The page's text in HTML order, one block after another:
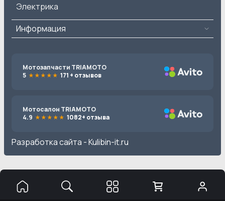
Электрика
Информация
Мотозапчасти TRIAMOTO
5
171 + отзывов
Мотосалон TRIAMOTO
4.9
1082+ отзыва
Разработка сайта -Kulibin-it.ru